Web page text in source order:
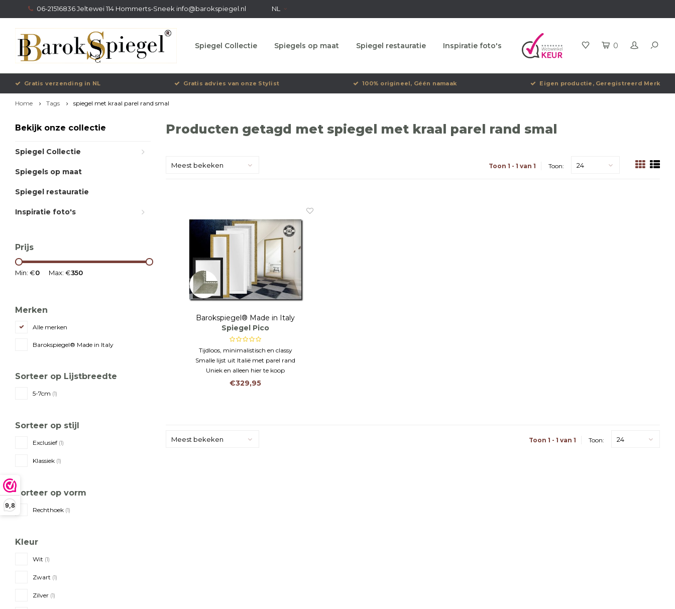
9,8
06-21516836 Jeltewei 114 Hommerts-Sneek info@barokspiegel.nl NL
Spiegel Collectie Spiegels op maat Spiegel restauratie Inspiratie foto's 0
Gratis verzending in NL Gratis advies van onze Stylist 100% origineel, Géén namaak Eigen productie, Geregistreerd Merk
Home Tags spiegel met kraal parel rand smal
Bekijk onze collectie
Spiegel Collectie
Spiegels op maat
Spiegel restauratie
Inspiratie foto's
Prijs
Min: €0 Max: €350
Merken
Alle merken
Barokspiegel® Made in Italy
Sorteer op Lijstbreedte
5-7cm (1)
Sorteer op stijl
Exclusief (1)
Klassiek (1)
Sorteer op vorm
Rechthoek (1)
Kleur
Wit (1)
Zwart (1)
Zilver (1)
Producten getagd met spiegel met kraal parel rand smal
Meest bekeken Toon 1 - 1 van 1 Toon: 24
Barokspiegel® Made in Italy
Spiegel Pico
Tijdloos, minimalistisch en classy
Smalle lijst uit Italië met parel rand
Uniek en alleen hier te koop
€329,95
Meest bekeken Toon 1 - 1 van 1 Toon: 24